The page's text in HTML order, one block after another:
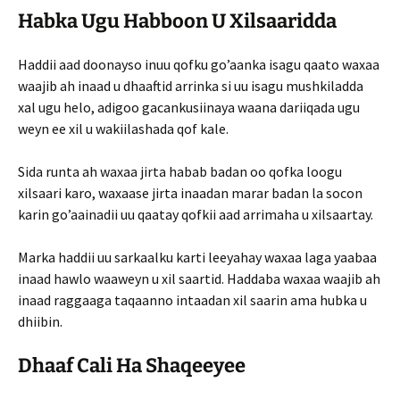
Habka Ugu Habboon U Xilsaaridda
Haddii aad doonayso inuu qofku go’aanka isagu qaato waxaa
waajib ah inaad u dhaaftid arrinka si uu isagu mushkiladda
xal ugu helo, adigoo gacankusiinaya waana dariiqada ugu
weyn ee xil u wakiilashada qof kale.
Sida runta ah waxaa jirta habab badan oo qofka loogu
xilsaari karo, waxaase jirta inaadan marar badan la socon
karin go’aainadii uu qaatay qofkii aad arrimaha u xilsaartay.
Marka haddii uu sarkaalku karti leeyahay waxaa laga yaabaa
inaad hawlo waaweyn u xil saartid. Haddaba waxaa waajib ah
inaad raggaaga taqaanno intaadan xil saarin ama hubka u
dhiibin.
Dhaaf Cali Ha Shaqeeyee